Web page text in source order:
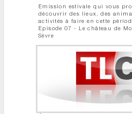
Emission estivale qui vous
découvrir des lieux, des
activités à faire en cette
Episode 07 - Le château de
Sèvre